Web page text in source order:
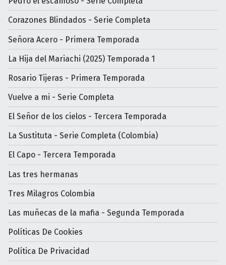
Corazones Blindados - Serie Completa
Señora Acero - Primera Temporada
La Hija del Mariachi (2025) Temporada 1
Rosario Tijeras - Primera Temporada
Vuelve a mi - Serie Completa
El Señor de los cielos - Tercera Temporada
La Sustituta - Serie Completa (Colombia)
El Capo - Tercera Temporada
Las tres hermanas
Tres Milagros Colombia
Las muñecas de la mafia - Segunda Temporada
Políticas De Cookies
Política De Privacidad